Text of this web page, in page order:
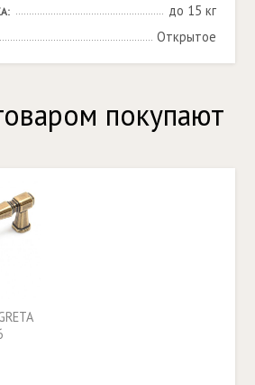
до 15 кг
Открытое
покупают